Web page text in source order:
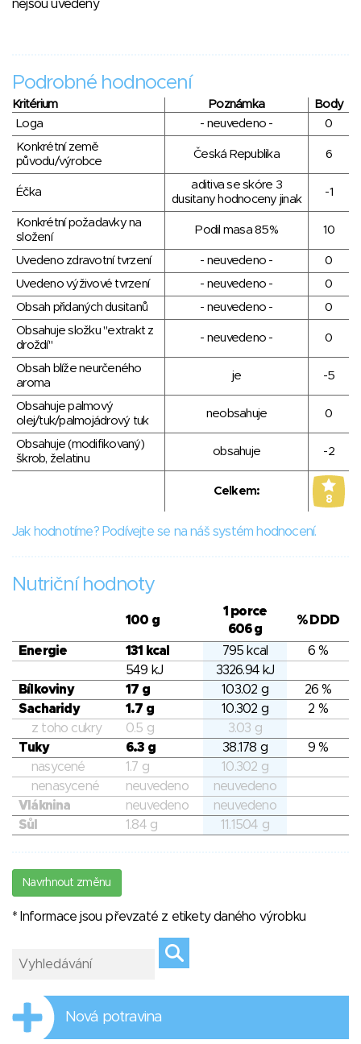
nejsou uvedeny
Podrobné hodnocení
Kritérium Poznámka
Body
Loga
- neuvedeno -
0
Konkrétní země
původu/výrobce
Česká Republika 6
Éčka
aditiva se skóre 3
dusitany hodnoceny jinak
-1
Konkrétní požadavky na
složení
Podil masa 85% 10
Uvedeno zdravotní tvrzení - neuvedeno -
0
Uvedeno výživové tvrzení
- neuvedeno -
0
Obsah přidaných dusitanů
- neuvedeno -
0
Obsahuje složku "extrakt z
droždí"
- neuvedeno - 0
Obsah blíže neurčeného
aroma
je -5
Obsahuje palmový
olej/tuk/palmojádrový tuk
neobsahuje 0
Obsahuje (modifikovaný)
škrob, želatinu
obsahuje -2
Celkem:
8
Jak hodnotíme? Podívejte se na náš systém hodnocení.
Nutriční hodnoty
100 g
1 porce
606 g
% DDD
Energie 131 kcal 795 kcal
6 %
549 kJ
3326.94 kJ
Bílkoviny
17 g 103.02 g
26 %
Sacharidy
1.7 g 10.302 g
2 %
z toho cukry
0.5 g
3.03 g
Tuky
6.3 g 38.178 g
9 %
nasycené
1.7 g
10.302 g
nenasycené
neuvedeno
neuvedeno
Vláknina
neuvedeno
neuvedeno
Sůl
1.84 g 11.1504 g
Navrhnout změnu
* Informace jsou převzaté z etikety daného výrobku
Nová potravina